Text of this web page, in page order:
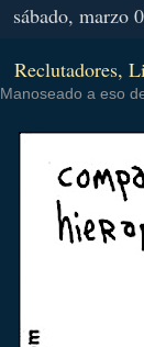
sábado, marzo
Reclutadores,
Manoseado a eso